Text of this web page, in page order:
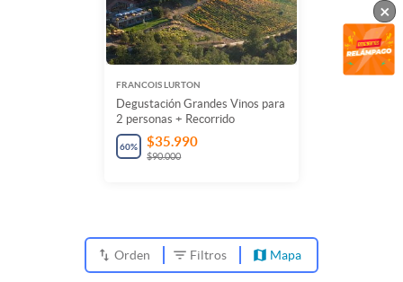
FRANCOIS LURTON
Degustación Grandes Vinos para
2 personas + Recorrido
60% $35.990
$90.000
Orden Filtros Mapa
×